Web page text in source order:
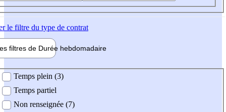
le filtre du type de contrat
filtres de Durée hebdomadaire
Temps plein (3)
Temps partiel
Non renseignée (7)